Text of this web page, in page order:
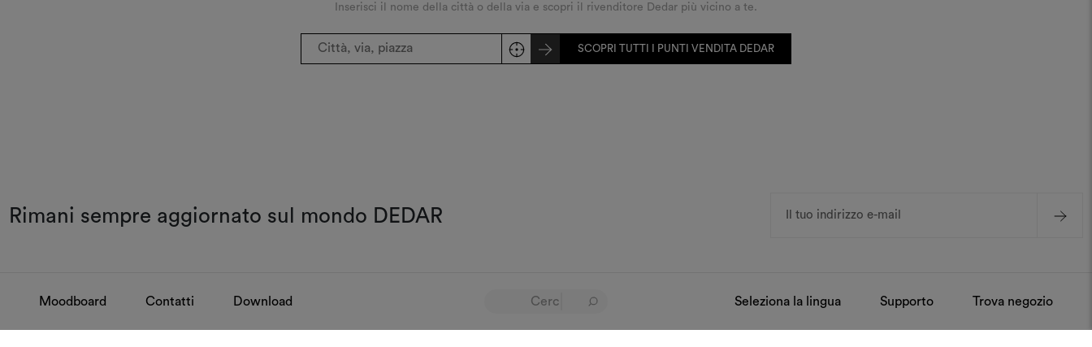
Inserisci il nome della città o della via e scopri il rivenditore Dedar più vicino a te.
SCOPRI TUTTI I PUNTI VENDITA DEDAR
Rimani sempre aggiornato sul mondo DEDAR
Moodboard Contatti Download Seleziona la lingua Supporto Trova negozio